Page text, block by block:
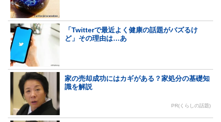
「Twitterで最近よく健康の話題がバズるけ
ど」その理由は…あ
家の売却成功にはカギがある？家処分の基礎知
識を解説
PR(くらしの話題)